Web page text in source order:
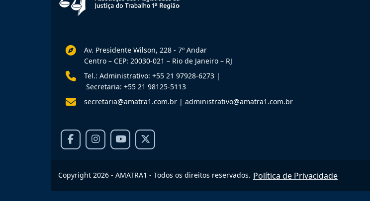
Av. Presidente Wilson, 228 - 7º Andar
Centro – CEP: 20030-021 – Rio de Janeiro – RJ
Tel.: Administrativo: +55 21 97928-6273 |
Secretaria: +55 21 98125-5113
secretaria@amatra1.com.br | administrativo@amatra1.com.br
Copyright 2026 - AMATRA1 - Todos os direitos reservados. Política de Privacidade